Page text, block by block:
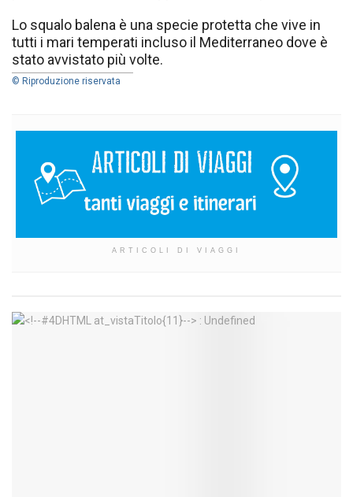
Lo squalo balena è una specie protetta che vive in
tutti i mari temperati incluso il Mediterraneo dove è
stato avvistato più volte.
© Riproduzione riservata
ARTICOLI DI VIAGGI